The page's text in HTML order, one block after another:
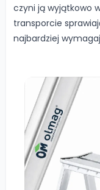
czyni ją wyjątkowo
transporcie
najbardziej